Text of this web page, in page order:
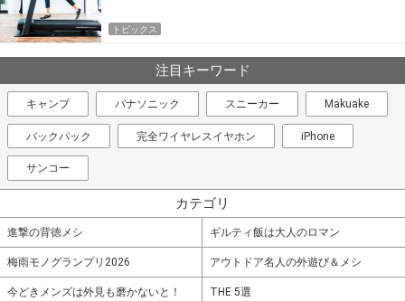
トピックス
注目キーワード
キャンプ パナソニック スニーカー Makuake
バックパック 完全ワイヤレスイヤホン iPhone
サンコー
カテゴリ
進撃の背徳メシ ギルティ飯は大人のロマン
梅雨モノグランプリ2026 アウトドア名人の外遊び＆メシ
今どきメンズは外見も磨かないと！ THE 5選